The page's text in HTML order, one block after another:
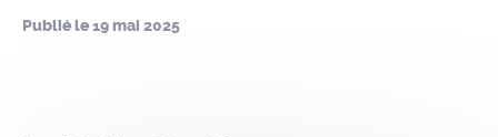
Publié le19 mai 2025